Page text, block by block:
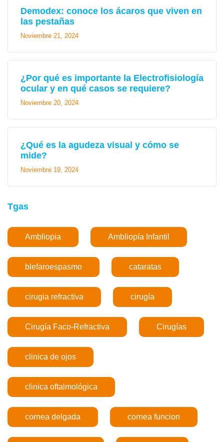
Demodex: conoce los ácaros que viven en
las pestañas
Noviembre 21, 2024
¿Por qué es importante la Electrofisiología
ocular y en qué casos se requiere?
Noviembre 20, 2024
¿Qué es la agudeza visual y cómo se
mide?
Noviembre 19, 2024
Tgas
Ambliopia Ambliopía Infantil
blefaroespasmo cataratas
cirugia refractiva cirugía
Cirugía Faco-Refractiva Cirugías
clinica de ojos
clinica oftalmológica
cornea delgada cornea funcion